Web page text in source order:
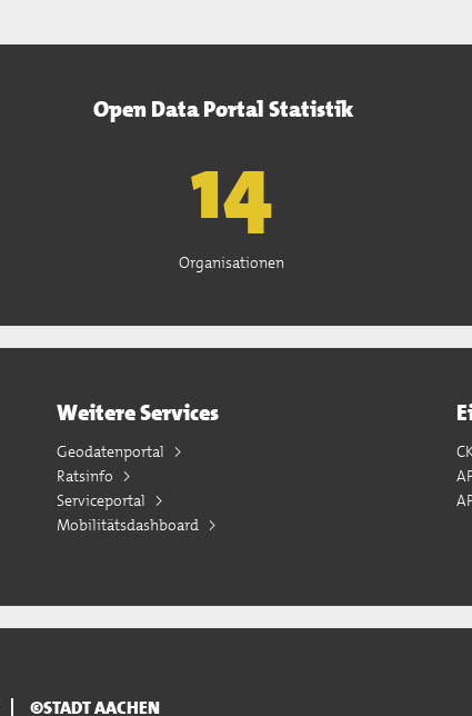
Open Data Portal Statistik
15
Organisationen
Weitere Services
Geodatenportal
Ratsinfo
Serviceportal
Mobilitätsdashboard
©STADT AACHEN